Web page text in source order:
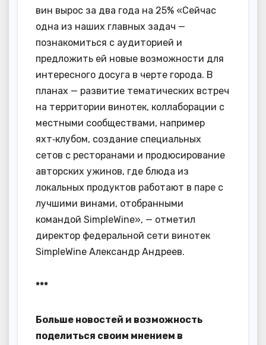
вин вырос за два года на 25% «Сейчас
одна из наших главных задач —
познакомиться с аудиторией и
предложить ей новые возможности для
интересного досуга в черте города. В
планах — развитие тематических встреч
на территории винотек, коллаборации с
местными сообществами, например
яхт‑клубом, создание специальных
сетов с ресторанами и продюсирование
авторских ужинов, где блюда из
локальных продуктов работают в паре с
лучшими винами, отобранными
командой SimpleWine», — отметил
директор федеральной сети винотек
SimpleWine Александр Андреев.
***
Больше новостей и возможность
поделиться своим мнением в